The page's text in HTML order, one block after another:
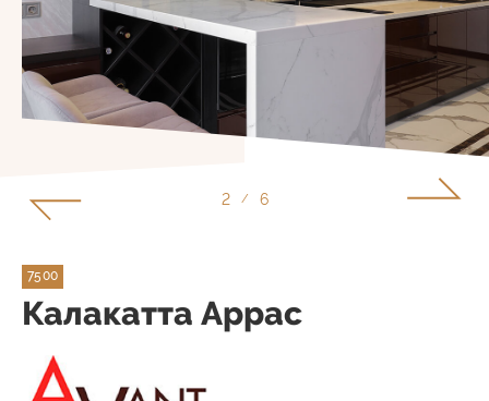
2 / 6
7500
Калакатта Аррас